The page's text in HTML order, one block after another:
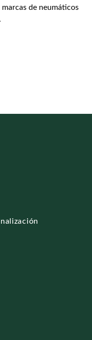
de neumáticos